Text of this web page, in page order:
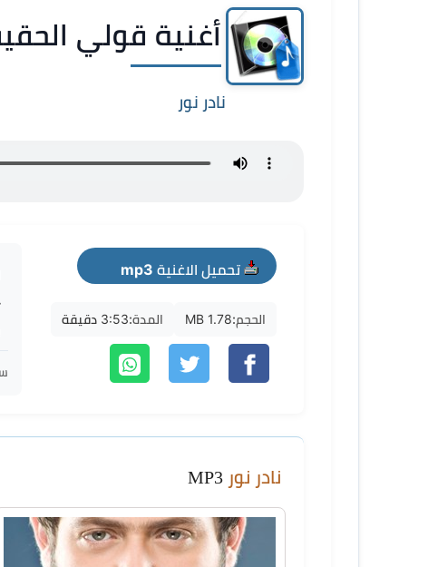
أغنية قولي
نادر نور
تحميل الاغنية mp3
الحجم:1.78 MB المدة:3:53 دقيقة
نادر نور